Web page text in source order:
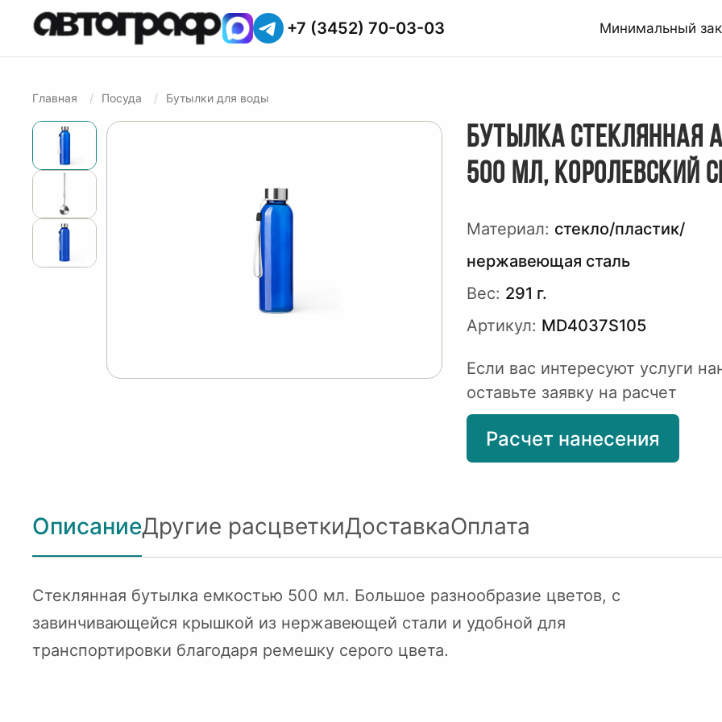
+7 (3452) 70-03-03 Минимальный
Главная Посуда Бутылки для воды
БУТЫЛКА СТЕКЛЯННАЯ
500 МЛ, КОРОЛЕВСКИЙ
Материал: стекло/пластик/
нержавеющая cталь
Вес: 291 г.
Артикул: MD4037S105
Если вас интересуют услуги
оставьте заявку на расчет
Расчет нанесения
ОписаниеДругие расцветкиДоставкаОплата
Стеклянная бутылка емкостью 500 мл. Большое разнообразие цветов, с
завинчивающейся крышкой из нержавеющей стали и удобной для
транспортировки благодаря ремешку серого цвета.